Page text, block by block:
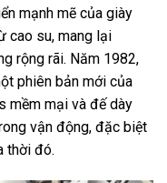
mạnh mẽ của giày
cao su, mang lại
rộng rãi. Năm 1982,
phiên bản mới của
mềm mại và đế dày
vận động, đặc biệt
thời đó.